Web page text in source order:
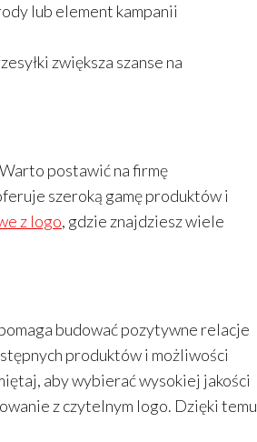
lub element kampanii
zwiększa szanse na
postawić na firmę
szeroką gamę produktów i
z logo, gdzie znajdziesz wiele
budować pozytywne relacje
produktów i możliwości
aby wybierać wysokiej jakości
z czytelnym logo. Dzięki temu